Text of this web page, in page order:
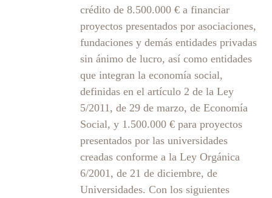
crédito de 8.500.000 € a financiar
proyectos presentados por asociaciones,
fundaciones y demás entidades privadas
sin ánimo de lucro, así como entidades
que integran la economía social,
definidas en el artículo 2 de la Ley
5/2011, de 29 de marzo, de Economía
Social, y 1.500.000 € para proyectos
presentados por las universidades
creadas conforme a la Ley Orgánica
6/2001, de 21 de diciembre, de
Universidades. Con los siguientes